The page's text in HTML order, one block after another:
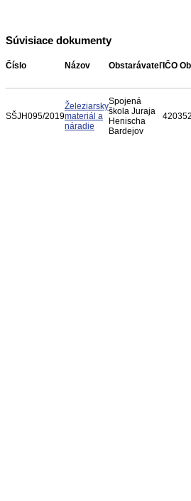
Súvisiace dokumenty
Číslo Názov Obstarávateľ IČO
SŠJH095/2019
Železiarsky
materiál a
náradie
Spojená
škola Juraja
Henischa
Bardejov